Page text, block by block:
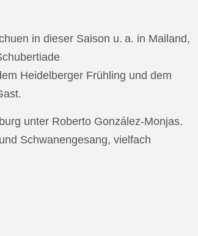
in dieser Saison u. a. in Mailand,
Heidelberger Frühling und dem
unter Roberto González-Monjas.
Schwanengesang, vielfach